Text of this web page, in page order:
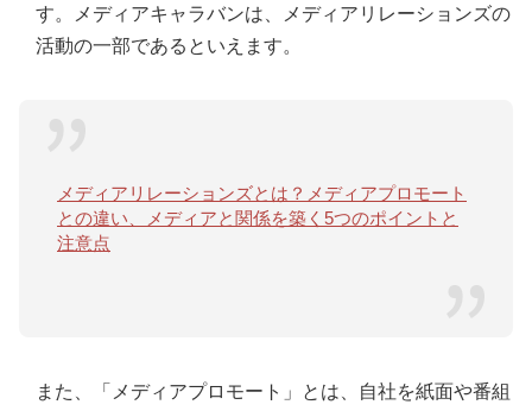
す。メディアキャラバンは、メディアリレーションズの
活動の一部であるといえます。
メディアリレーションズとは？メディアプロモート
との違い、メディアと関係を築く5つのポイントと
注意点
また、「メディアプロモート」とは、自社を紙面や番組